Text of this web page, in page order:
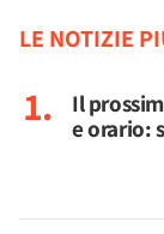
LE NOTIZIE
Il
e orario: